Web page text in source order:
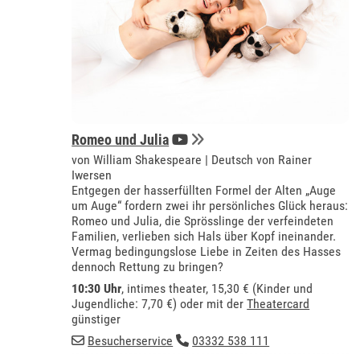
Romeo und Julia
von William Shakespeare | Deutsch von Rainer
Iwersen
Entgegen der hasserfüllten Formel der Alten „Auge
um Auge“ fordern zwei ihr persönliches Glück heraus:
Romeo und Julia, die Sprösslinge der verfeindeten
Familien, verlieben sich Hals über Kopf ineinander.
Vermag bedingungslose Liebe in Zeiten des Hasses
dennoch Rettung zu bringen?
10:30 Uhr, intimes theater, 15,30 € (Kinder und
Jugendliche: 7,70 €) oder mit derTheatercard
günstiger
Besucherservice
03332 538 111